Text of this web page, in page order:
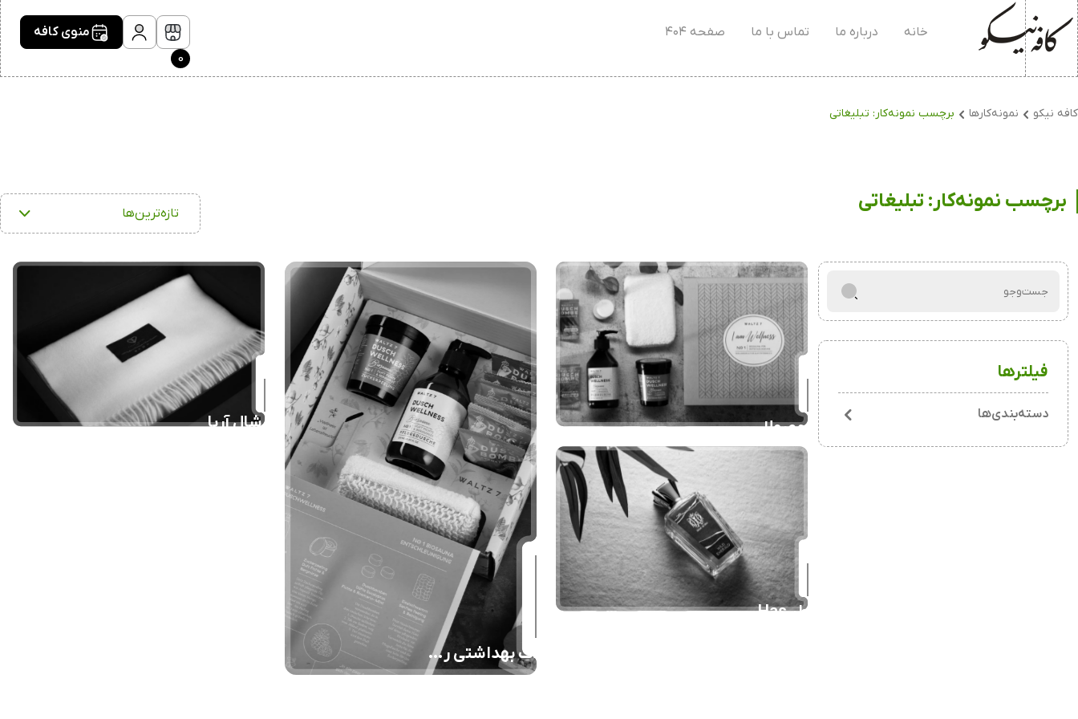
خانه درباره ما تماس با ما
صفحه ۴۰۴
0
منوی کافه
کافه نیکو نمونه‌کارها برچسب نمونه‌کار: تبلیغاتی
برچسب نمونه‌کار: تبلیغاتی تازه‌ترین‌ها
جست‌و‌جو
فیلترها
دسته‌بندی‌ها
محصولات آرایشی دیور
محصولات بهداشتی روژا
شال آریا
عطر Attar al Has